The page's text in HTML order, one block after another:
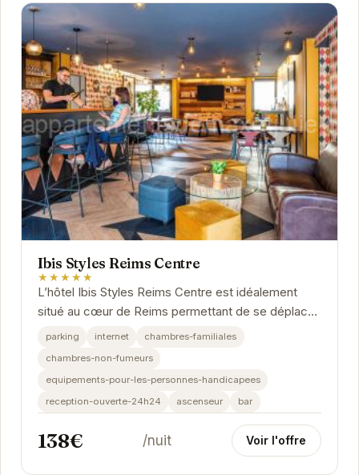
Ibis Styles Reims Centre
★★★★★
L’hôtel Ibis Styles Reims Centre est idéalement
situé au cœur de Reims permettant de se déplacer
aisément vers les sites touristiques comme...
parking internet
chambres-familiales
chambres-non-fumeurs
equipements-pour-les-personnes-handicapees
reception-ouverte-24h24
ascenseur bar
138€ /nuit Voir l'offre